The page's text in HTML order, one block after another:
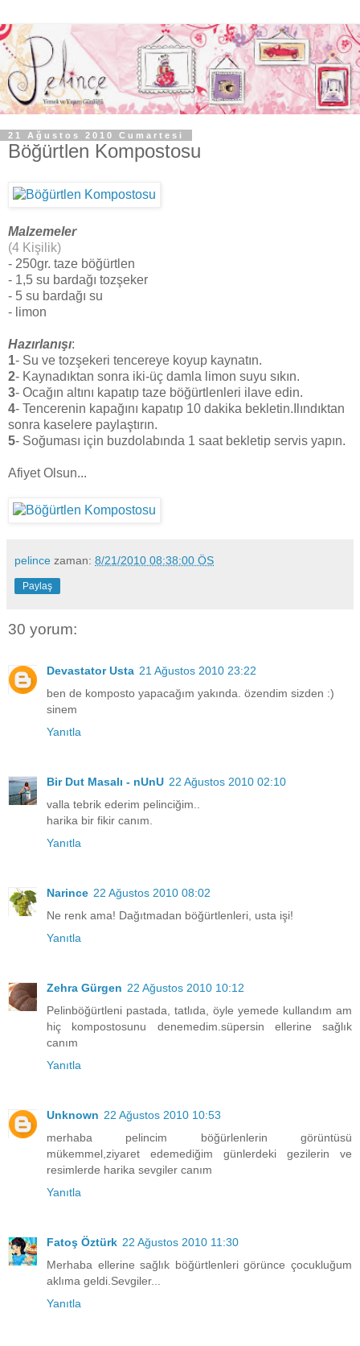
21 Ağustos 2010 Cumartesi
Böğürtlen Kompostosu
Malzemeler
(4 Kişilik)
- 250gr. taze böğürtlen
- 1,5 su bardağı tozşeker
- 5 su bardağı su
- limon
Hazırlanışı:
1- Su ve tozşekeri tencereye koyup kaynatın.
2- Kaynadıktan sonra iki-üç damla limon suyu sıkın.
3- Ocağın altını kapatıp taze böğürtlenleri ilave edin.
4- Tencerenin kapağını kapatıp 10 dakika bekletin.Ilındıktan
sonra kaselere paylaştırın.
5- Soğuması için buzdolabında 1 saat bekletip servis yapın.
Afiyet Olsun...
pelince zaman: 8/21/2010 08:38:00 ÖS
Paylaş
30 yorum:
Devastator Usta 21 Ağustos 2010 23:22
ben de komposto yapacağım yakında. özendim sizden :)
sinem
Yanıtla
Bir Dut Masalı - nUnU 22 Ağustos 2010 02:10
valla tebrik ederim pelinciğim..
harika bir fikir canım.
Yanıtla
Narince 22 Ağustos 2010 08:02
Ne renk ama! Dağıtmadan böğürtlenleri, usta işi!
Yanıtla
Zehra Gürgen 22 Ağustos 2010 10:12
Pelinböğürtleni pastada, tatlıda, öyle yemede kullandım am
hiç kompostosunu denemedim.süpersin ellerine sağlık
canım
Yanıtla
Unknown 22 Ağustos 2010 10:53
merhaba pelincim böğürlenlerin görüntüsü
mükemmel,ziyaret edemediğim günlerdeki gezilerin ve
resimlerde harika sevgiler canım
Yanıtla
Fatoş Öztürk 22 Ağustos 2010 11:30
Merhaba ellerine sağlık böğürtlenleri görünce çocukluğum
aklıma geldi.Sevgiler...
Yanıtla